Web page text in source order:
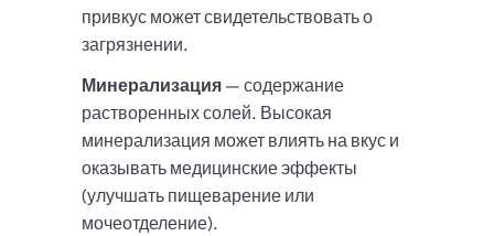
привкус может свидетельствовать о
загрязнении.
Минерализация — содержание
растворенных солей. Высокая
минерализация может влиять на вкус и
оказывать медицинские эффекты
(улучшать пищеварение или
мочеотделение).